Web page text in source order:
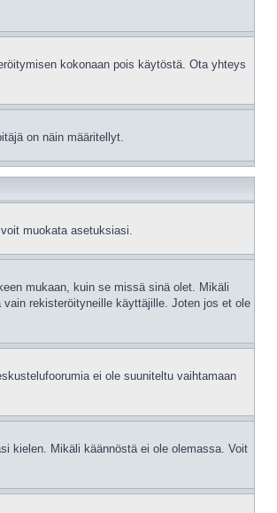
kokonaan pois käytöstä. Ota yhteys
on näin määritellyt.
muokata asetuksiasi.
mukaan, kuin se missä sinä olet. Mikäli
rekisteröityneille käyttäjille. Joten jos et ole
ei ole suuniteltu vaihtamaan
kielen. Mikäli käännöstä ei ole olemassa. Voit